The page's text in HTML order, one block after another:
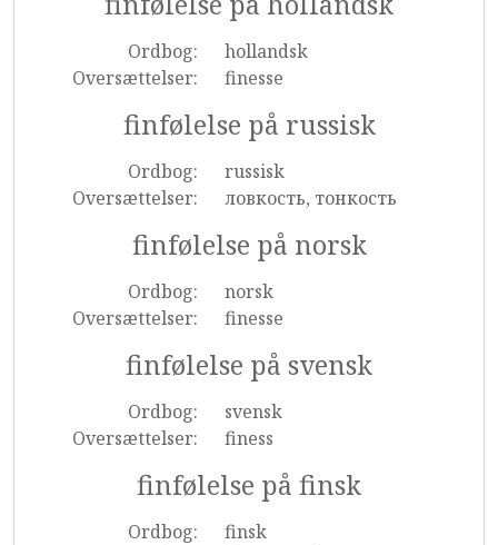
Ordbog:
hollandsk
Oversættelser:
finesse
finfølelse på russisk
Ordbog:
russisk
Oversættelser:
ловкость, тонкость
finfølelse på norsk
Ordbog:
norsk
Oversættelser:
finesse
finfølelse på svensk
Ordbog:
svensk
Oversættelser:
finess
finfølelse på finsk
Ordbog:
finsk